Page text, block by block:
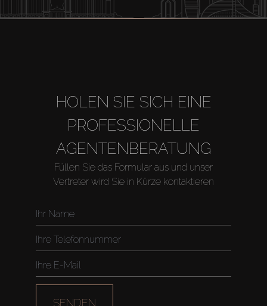
Kaufen
Miete
HOLEN SIE SICH EINE
PROFESSIONELLE
AGENTENBERATUNG
Füllen Sie das Formular aus und unser
Vertreter wird Sie in Kürze kontaktieren
SENDEN